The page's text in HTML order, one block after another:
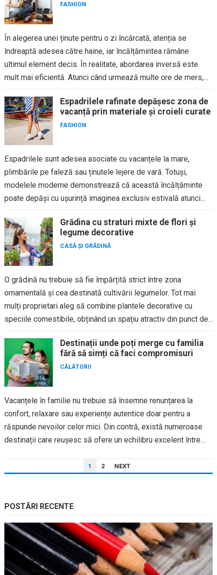
FASHION
În alegerea unei ținute pentru o zi încărcată, atenția se
îndreaptă adesea către haine, iar încălțămintea rămâne
ultimul element decis. În realitate, abordarea inversă este
mult mai eficientă. Atunci când urmează multe ore de mers,...
Espadrilele rafinate depășesc zona de
vacanță prin materiale și croieli curate
FASHION
Espadrilele sunt adesea asociate cu vacanțele la mare,
plimbările pe faleză sau ținutele lejere de vară. Totuși,
modelele moderne demonstrează că această încălțăminte
poate depăși cu ușurință imaginea exclusiv estivală atunci
Grădina cu straturi mixte de flori și
legume decorative
CASĂ ȘI GRĂDINĂ
O grădină nu trebuie să fie împărțită strict între zona
ornamentală și cea destinată cultivării legumelor. Tot mai
mulți proprietari aleg să combine plantele decorative cu
speciile comestibile, obținând un spațiu atractiv din punct de...
Destinații unde poți merge cu familia
fără să simți că faci compromisuri
CĂLĂTORII
Vacanțele în familie nu trebuie să însemne renunțarea la
confort, relaxare sau experiențe autentice doar pentru a
răspunde nevoilor celor mici. Din contră, există numeroase
destinații care reușesc să ofere un echilibru excelent între
ARTICOLE
1 2 NEXT
POSTĂRI RECENTE